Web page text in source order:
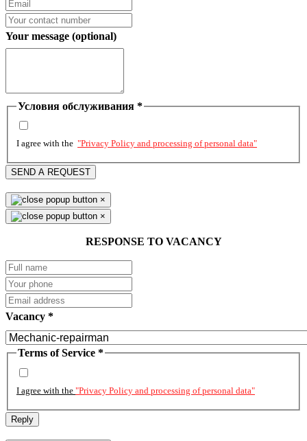
Your message (optional)
Условия обслуживания *
I agree with the "Privacy Policy and processing of personal data"
SEND A REQUEST
×
×
RESPONSE TO VACANCY
Vacancy *
Terms of Service *
I agree with the "Privacy Policy and processing of personal data"
Reply